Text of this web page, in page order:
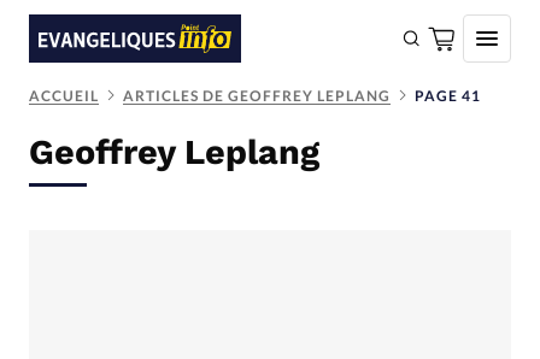
Faire un don
ACCUEIL ARTICLES DE GEOFFREY LEPLANG PAGE 41
Geoffrey Leplang